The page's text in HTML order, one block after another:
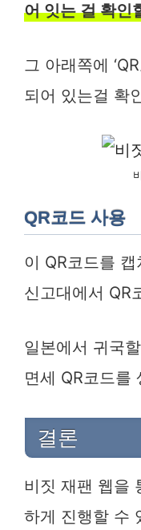
어 잇는 걸 확인
그 아래쪽에
되어 있는걸 확
QR코드 사용
이 QR코드를
신고대에서 QR
일본에서 귀국
면세 QR코드를
결론
비짓 재팬 웹을
하게 진행할 수